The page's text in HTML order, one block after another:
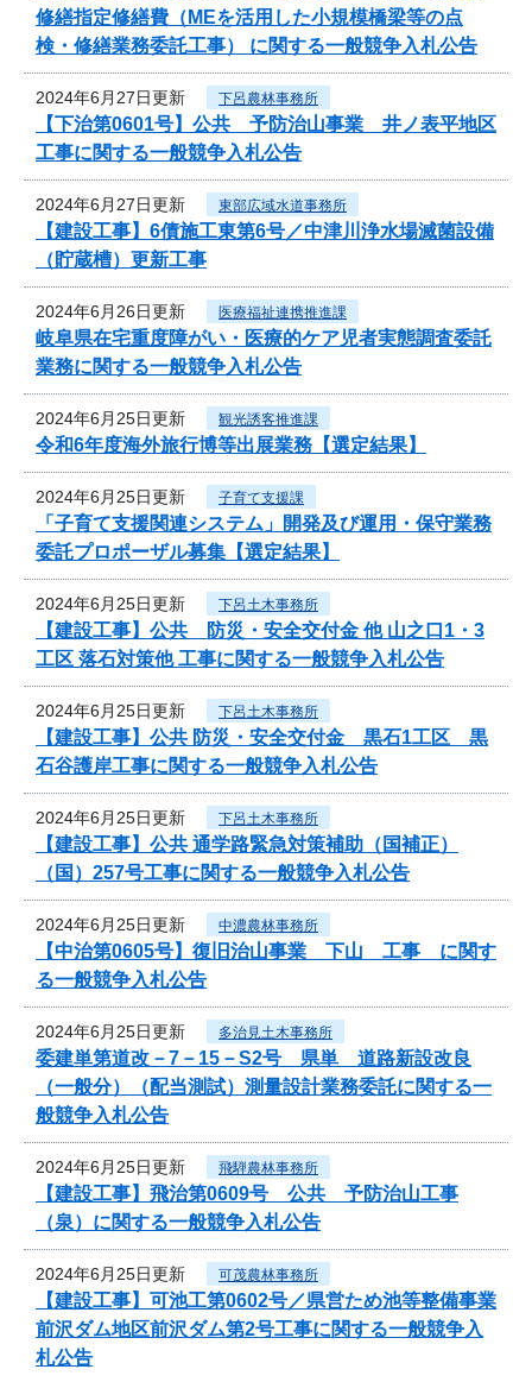
修繕指定修繕費（MEを活用した小規模橋梁等の点
検・修繕業務委託工事） に関する一般競争入札公告
2024年6月27日更新 下呂農林事務所
【下治第0601号】公共 予防治山事業 井ノ表平地区
工事に関する一般競争入札公告
2024年6月27日更新 東部広域水道事務所
【建設工事】6債施工東第6号／中津川浄水場滅菌設備
（貯蔵槽）更新工事
2024年6月26日更新 医療福祉連携推進課
岐阜県在宅重度障がい・医療的ケア児者実態調査委託
業務に関する一般競争入札公告
2024年6月25日更新 観光誘客推進課
令和6年度海外旅行博等出展業務【選定結果】
2024年6月25日更新 子育て支援課
「子育て支援関連システム」開発及び運用・保守業務
委託プロポーザル募集【選定結果】
2024年6月25日更新 下呂土木事務所
【建設工事】公共 防災・安全交付金 他 山之口1・3
工区 落石対策他 工事に関する一般競争入札公告
2024年6月25日更新 下呂土木事務所
【建設工事】公共 防災・安全交付金 黒石1工区 黒
石谷護岸工事に関する一般競争入札公告
2024年6月25日更新 下呂土木事務所
【建設工事】公共 通学路緊急対策補助（国補正）
（国）257号工事に関する一般競争入札公告
2024年6月25日更新 中濃農林事務所
【中治第0605号】復旧治山事業 下山 工事 に関す
る一般競争入札公告
2024年6月25日更新 多治見土木事務所
委建単第道改－7－15－S2号 県単 道路新設改良
（一般分）（配当測試）測量設計業務委託に関する一
般競争入札公告
2024年6月25日更新 飛騨農林事務所
【建設工事】飛治第0609号 公共 予防治山工事
（泉）に関する一般競争入札公告
2024年6月25日更新 可茂農林事務所
【建設工事】可池工第0602号／県営ため池等整備事業
前沢ダム地区前沢ダム第2号工事に関する一般競争入
札公告